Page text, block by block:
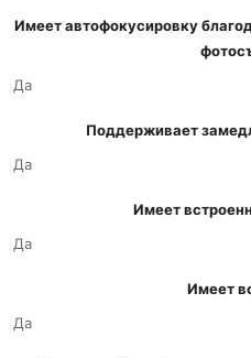
Имеет автофокусировку
Да
Поддерживает
Да
Имеет
Да
Имеет
Да